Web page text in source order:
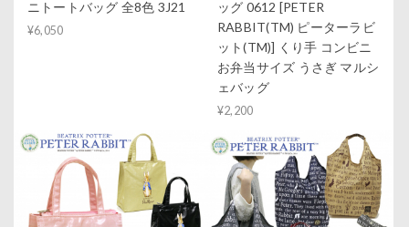
ニトートバッグ 全8色 3J21
¥6,050
ッグ 0612 [PETER
RABBIT(TM) ピーターラビ
ット(TM)] くり手 コンビニ
お弁当サイズ うさぎ マルシ
ェバッグ
¥2,200